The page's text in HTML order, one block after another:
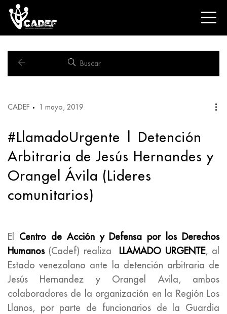
CADEF 1 mayo, 2019
#LlamadoUrgente | Detención
Arbitraria de Jesús Hernandes y
Orangel Ávila (Lideres
comunitarios)
El Centro de Acción y Defensa por los Derechos
Humanos(Cadef) realiza LLAMADO URGENTE, al
Estado venezolano ante la detención arbitraria de
Jesús Hernandez y Orangel Avila, ambos
colaboradores de la organización en la Región Los
Llanos, por parte de funcionarios de la Guardia